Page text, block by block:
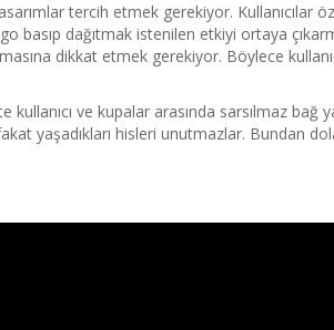
tercih etmek gerekiyor. Kullanıcılar
basıp dağıtmak istenilen etkiyi ortaya
dikkat etmek gerekiyor. Böylece
ve kupalar arasında sarsılmaz bağ
yaşadıkları hisleri unutmazlar. Bundan